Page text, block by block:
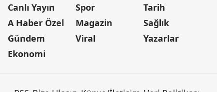
Canlı Yayın
A Haber Özel
Gündem
Ekonomi
Spor
Magazin
Viral
Tarih
Sağlık
Yazarlar